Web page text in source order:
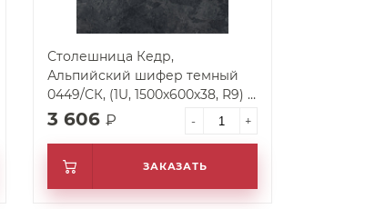
Столешница Кедр,
Альпийский шифер темный
0449/СК, (1U, 1500х600х38, R9) 2
категория
3 606 ₽ - +
ЗАКАЗАТЬ